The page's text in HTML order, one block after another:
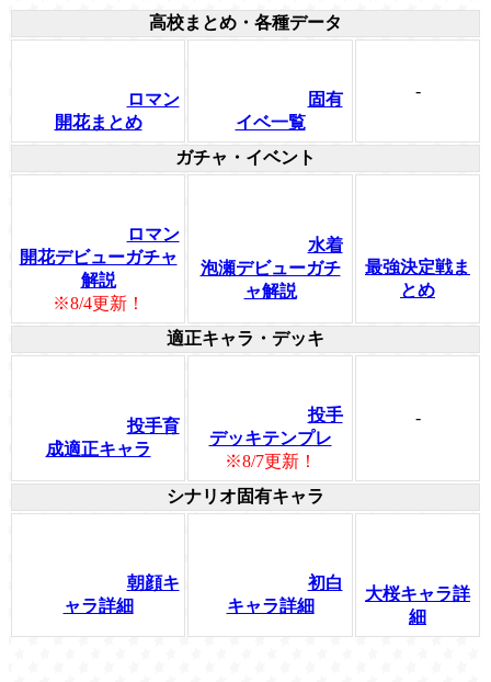
高校まとめ・各種データ
ロマン
開花まとめ
固有
イベ一覧
-
ガチャ・イベント
ロマン
開花デビューガチャ
解説
※8/4更新！
水着
泡瀬デビューガチ
ャ解説
最強決定戦ま
とめ
適正キャラ・デッキ
投手育
成適正キャラ
投手
デッキテンプレ
※8/7更新！
-
シナリオ固有キャラ
朝顔キ
ャラ詳細
初白
キャラ詳細
大桜キャラ詳
細